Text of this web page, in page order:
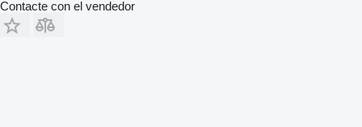
Contacte con el vendedor